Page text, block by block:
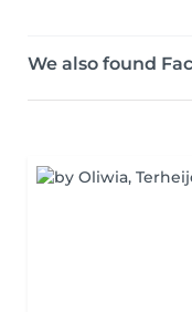
We also found